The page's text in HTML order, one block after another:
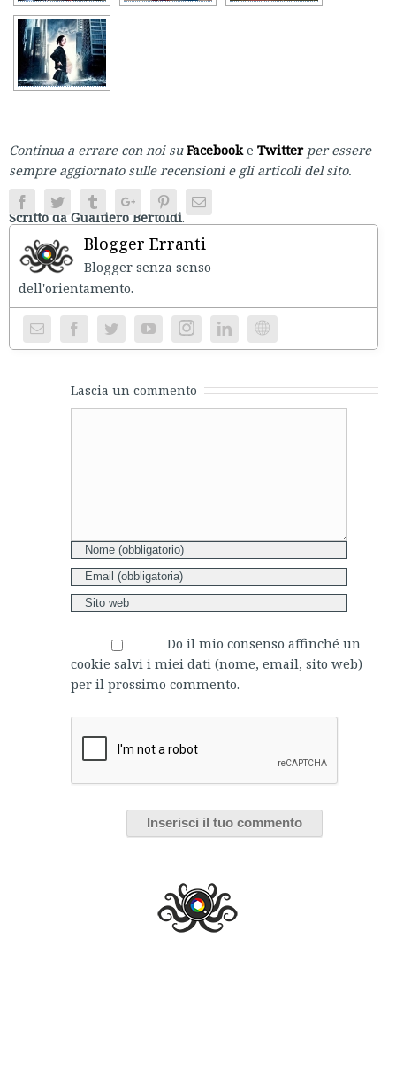
Continua a errare con noi su Facebook e Twitter per essere
sempre aggiornato sulle recensioni e gli articoli del sito.
Scritto da Gualtiero Bertoldi.
FacebookTwitter TumblrGoogle+PinterestEmail
Blogger Erranti
Blogger senza senso
Instagram Website
Lascia un commento
Do il mio consenso affinché un
cookie salvi i miei dati (nome, email, sito web)
per il prossimo commento.